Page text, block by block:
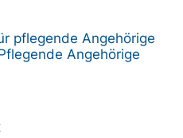
pflegende Angehörige
Angehörige